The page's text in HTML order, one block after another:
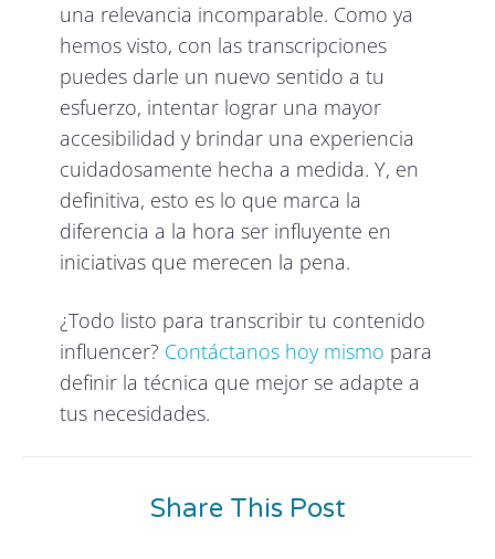
una relevancia incomparable. Como ya
hemos visto, con las transcripciones
puedes darle un nuevo sentido a tu
esfuerzo, intentar lograr una mayor
accesibilidad y brindar una experiencia
cuidadosamente hecha a medida. Y, en
definitiva, esto es lo que marca la
diferencia a la hora ser influyente en
iniciativas que merecen la pena.
¿Todo listo para transcribir tu contenido
influencer? Contáctanos hoy mismo para
definir la técnica que mejor se adapte a
tus necesidades.
Share This Post